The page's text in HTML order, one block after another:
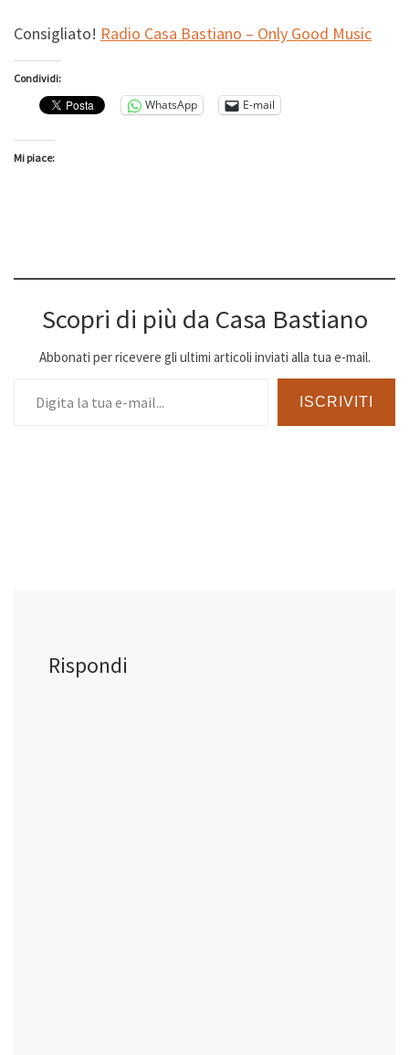
Consigliato! Radio Casa Bastiano – Only Good Music
Condividi:
WhatsApp E-mail
Mi piace:
Scopri di più da Casa Bastiano
Abbonati per ricevere gli ultimi articoli inviati alla tua e-mail.
ISCRIVITI
Rispondi